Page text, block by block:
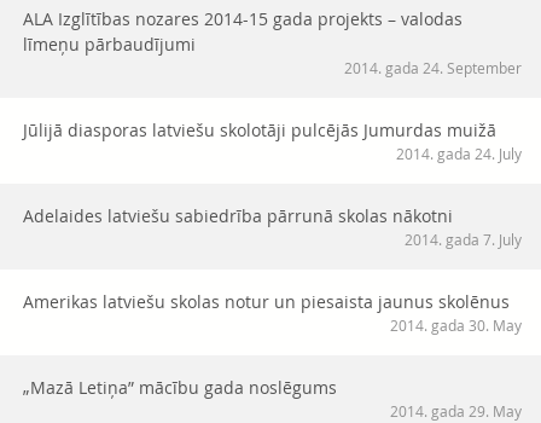
ALA Izglītības nozares 2014-15 gada projekts – valodas
līmeņu pārbaudījumi
2014. gada 24. September
Jūlijā diasporas latviešu skolotāji pulcējās Jumurdas muižā
2014. gada 24. July
Adelaides latviešu sabiedrība pārrunā skolas nākotni
2014. gada 7. July
Amerikas latviešu skolas notur un piesaista jaunus skolēnus
2014. gada 30. May
„Mazā Letiņa” mācību gada noslēgums
2014. gada 29. May